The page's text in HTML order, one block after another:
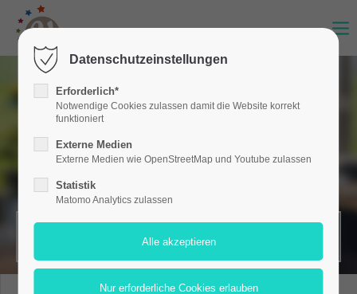
MERKZETTEL (0)
Datenschutzeinstellungen
Erforderlich*
Notwendige Cookies zulassen damit die Website korrekt
funktioniert
Externe Medien
Externe Medien wie OpenStreetMap und Youtube zulassen
Statistik
Matomo Analytics zulassen